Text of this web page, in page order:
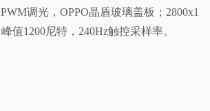
调光，OPPO晶盾玻璃盖板；2800x1
值1200尼特，240Hz触控采样率。